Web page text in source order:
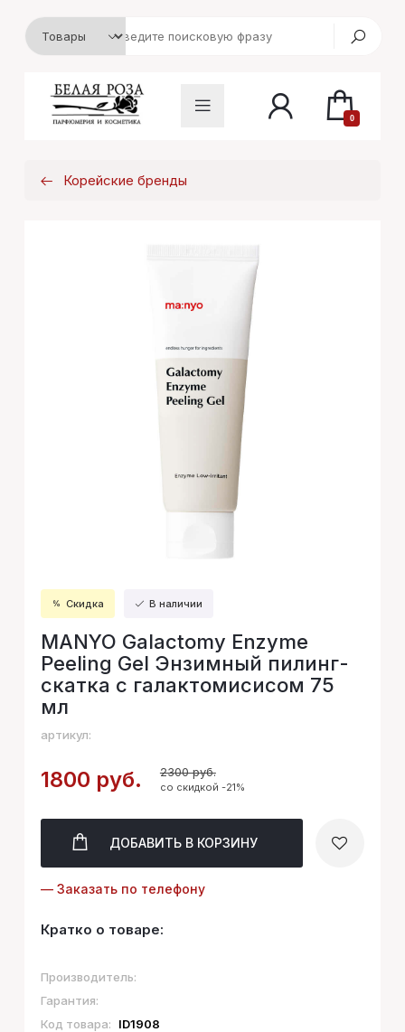
0
Корейские бренды
Скидка В наличии
MANYO Galactomy Enzyme
Peeling Gel Энзимный пилинг-
скатка с галактомисисом 75
мл
артикул:
1800 руб. 2300 руб.
со скидкой -21%
ДОБАВИТЬ В КОРЗИНУ
— Заказать по телефону
Кратко о товаре:
Производитель:
Гарантия:
Код товара:
ID1908